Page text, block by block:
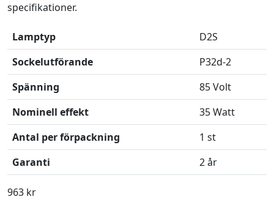
specifikationer.
Lamptyp
D2S
Sockelutförande
P32d-2
Spänning
85 Volt
Nominell effekt
35 Watt
Antal per förpackning
1 st
Garanti
2 år
963 kr